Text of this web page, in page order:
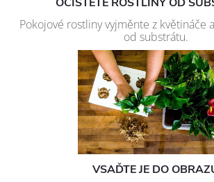
Pokojové rostliny vyjměnte z květináče
od substrátu.
VSAĎTE JE DO